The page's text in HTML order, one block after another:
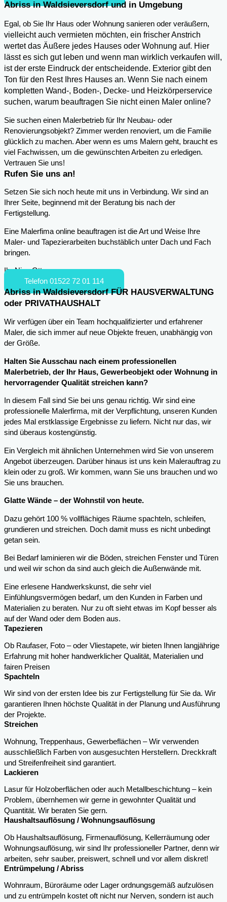
Abriss in Waldsieversdorf und in Umgebung
Egal, ob Sie Ihr Haus oder Wohnung sanieren oder veräußern,
vielleicht auch vermieten möchten, ein frischer Anstrich
wertet das Äußere jedes Hauses oder Wohnung auf. Hier
lässt es sich gut leben und wenn man wirklich verkaufen will,
ist der erste Eindruck der entscheidende. Exterior gibt den
Ton für den Rest Ihres Hauses an. Wenn Sie nach einem
kompletten Wand-, Boden-, Decke- und Heizkörperservice
suchen, warum beauftragen Sie nicht einen Maler online?
Sie suchen einen Malerbetrieb für Ihr Neubau- oder
Renovierungsobjekt? Zimmer werden renoviert, um die Familie
glücklich zu machen. Aber wenn es ums Malern geht, braucht es
viel Fachwissen, um die gewünschten Arbeiten zu erledigen.
Vertrauen Sie uns!
Rufen Sie uns an!
Setzen Sie sich noch heute mit uns in Verbindung. Wir sind an
Ihrer Seite, beginnend mit der Beratung bis nach der
Fertigstellung.
Eine Malerfima online beauftragen ist die Art und Weise Ihre
Maler- und Tapezierarbeiten buchstäblich unter Dach und Fach
bringen.
Ihr Nico Otto
Telefon 01522 72 01 114
Abriss in Waldsieversdorf FÜR HAUSVERWALTUNG
oder PRIVATHAUSHALT
Wir verfügen über ein Team hochqualifizierter und erfahrener
Maler, die sich immer auf neue Objekte freuen, unabhängig von
der Größe.
Halten Sie Ausschau nach einem professionellen
Malerbetrieb, der Ihr Haus, Gewerbeobjekt oder Wohnung in
hervorragender Qualität streichen kann?
In diesem Fall sind Sie bei uns genau richtig. Wir sind eine
professionelle Malerfirma, mit der Verpflichtung, unseren Kunden
jedes Mal erstklassige Ergebnisse zu liefern. Nicht nur das, wir
sind überaus kostengünstig.
Ein Vergleich mit ähnlichen Unternehmen wird Sie von unserem
Angebot überzeugen. Darüber hinaus ist uns kein Malerauftrag zu
klein oder zu groß. Wir kommen, wann Sie uns brauchen und wo
Sie uns brauchen.
Glatte Wände – der Wohnstil von heute.
Dazu gehört 100 % vollflächiges Räume spachteln, schleifen,
grundieren und streichen. Doch damit muss es nicht unbedingt
getan sein.
Bei Bedarf laminieren wir die Böden, streichen Fenster und Türen
und weil wir schon da sind auch gleich die Außenwände mit.
Eine erlesene Handwerkskunst, die sehr viel
Einfühlungsvermögen bedarf, um den Kunden in Farben und
Materialien zu beraten. Nur zu oft sieht etwas im Kopf besser als
auf der Wand oder dem Boden aus.
Tapezieren
Ob Raufaser, Foto – oder Vliestapete, wir bieten Ihnen langjährige
Erfahrung mit hoher handwerklicher Qualität, Materialien und
fairen Preisen
Spachteln
Wir sind von der ersten Idee bis zur Fertigstellung für Sie da. Wir
garantieren Ihnen höchste Qualität in der Planung und Ausführung
der Projekte.
Streichen
Wohnung, Treppenhaus, Gewerbeflächen – Wir verwenden
ausschließlich Farben von ausgesuchten Herstellern. Dreckkraft
und Streifenfreiheit sind garantiert.
Lackieren
Lasur für Holzoberflächen oder auch Metallbeschichtung – kein
Problem, übernhemen wir gerne in gewohnter Qualität und
Quantität. Wir beraten Sie gern.
Haushaltsauflösung / Wohnungsauflösung
Ob Haushaltsauflösung, Firmenauflösung, Kellerräumung oder
Wohnungsauflösung, wir sind Ihr professioneller Partner, denn wir
arbeiten, sehr sauber, preiswert, schnell und vor allem diskret!
Entrümpelung / Abriss
Wohnraum, Büroräume oder Lager ordnungsgemäß aufzulösen
und zu entrümpeln kostet oft nicht nur Nerven, sondern ist auch